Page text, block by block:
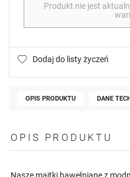
Produkt nie jest
Dodaj do listy życzeń
OPIS PRODUKTU DANE
OPIS PRODUKTU